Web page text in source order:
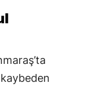
kaybeden